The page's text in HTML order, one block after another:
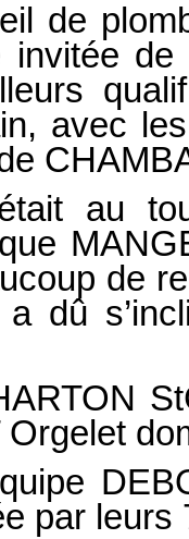
de
de
avec
au
de
dû
par leurs